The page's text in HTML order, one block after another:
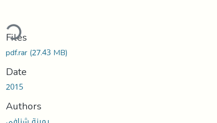
Files
pdf.rar(27.43 MB)
Date
2015
Authors